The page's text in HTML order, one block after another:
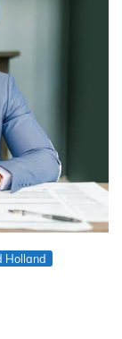
Holland